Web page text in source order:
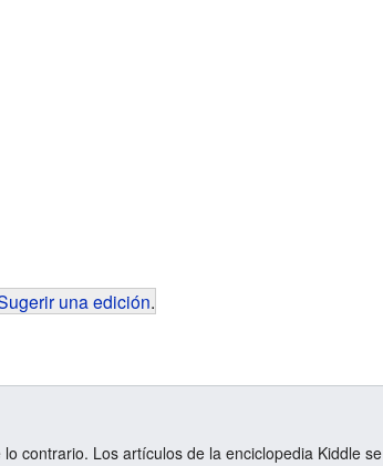
una edición.
contrario. Los artículos de la enciclopedia Kiddle se